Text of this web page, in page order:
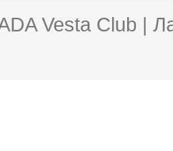
Vesta Club |